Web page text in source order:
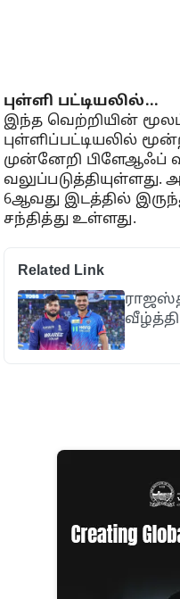
புள்ளி பட்டியலில்...
இந்த வெற்றியின்
புள்ளிப்பட்டியலில்
முன்னேறி பிளேஆஃப்
6ஆவது இடத்தில்
சந்தித்து உள்ளது.
Related Link